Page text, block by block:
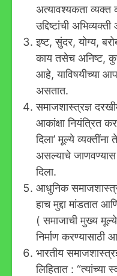
अत्यावश्यकता व्यक्त
उद्दिष्टांची
इष्ट, सुंदर, योग्य,
काय तसेच अनिष्ट,
आहे, याविषयीच्या
असतात.
समाजशास्त्रज्ञ
आकांक्षा नियंत्रित
दिला’ मूल्ये व्यक्तींना
असल्याचे जाणवण्यास
दिला.
आधुनिक
हाच मुद्दा मांडतात
( समाजाची मुख्य
निर्माण करण्यासाठी
भारतीय
लिहितात : “त्यांच्या